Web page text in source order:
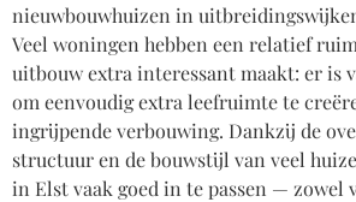
nieuwbouwhuizen in
Veel woningen hebben een relatief
uitbouw extra interessant maakt: er is
om eenvoudig extra leefruimte te
ingrijpende verbouwing. Dankzij de
structuur en de bouwstijl van veel
in Elst vaak goed in te passen — zowel